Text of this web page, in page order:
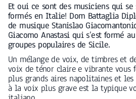
Et oui ce sont des musiciens qui
formés en Italie! Dom Battaglia
de musique Stanislao
Giacomo Anastasi qui s’est formé
groupes populaires de Sicile.
Un mélange de voix, de timbres et
voix de ténor claire e vibrante vous
plus grands aires napolitaines et
à la voix plus grave est la typique